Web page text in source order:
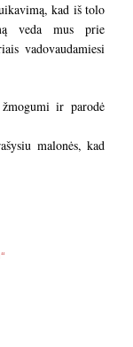
kad iš tolo
veda mus prie
vadovaudamiesi
ir parodė
malonės, kad